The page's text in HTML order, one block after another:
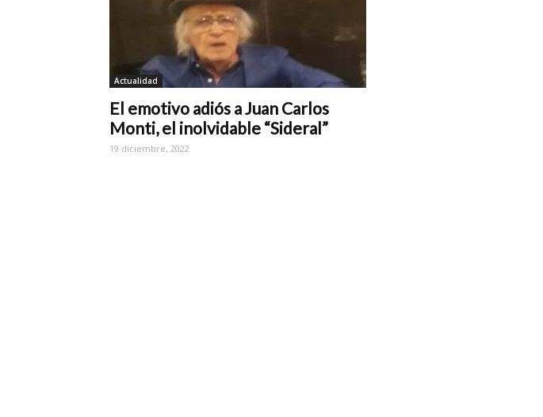
Actualidad
El emotivo adiós a Juan Carlos
Monti, el inolvidable “Sideral”
19 diciembre, 2022